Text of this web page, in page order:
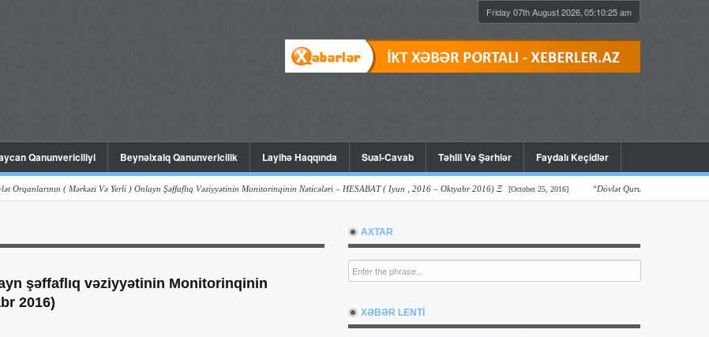
Friday 07th August 2026, 05:10:26 am
Qanunvericiliyi Beynəlxalq Qanunvericilik Layihə Haqqında Sual-Cavab Təhlil Və Şərhlər Faydalı Keçidlər
( Mərkəzi Və Yerli ) Onlayn Şəffaflıq Vəziyyətinin Monitorinqinin Nəticələri – HESABAT ( Iyun , 2016 – Oktyabr 2016) Ξ [October 25, 2016] “Dövlət Qurumlarının Onlayn Şəffaflıq
şəffaflıq vəziyyətinin Monitorinqinin
2016)
AXTAR
XƏBƏR LENTİ